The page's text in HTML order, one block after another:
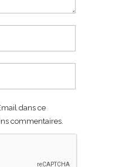
dans ce
commentaires.